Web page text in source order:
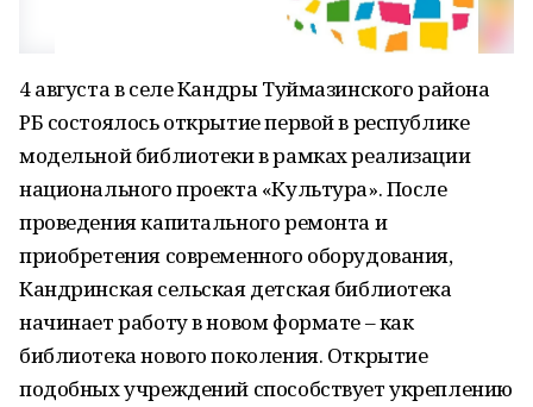
4 августа в селе Кандры Туймазинского района
РБ состоялось открытие первой в республике
модельной библиотеки в рамках реализации
национального проекта «Культура». После
проведения капитального ремонта и
приобретения современного оборудования,
Кандринская сельская детская библиотека
начинает работу в новом формате – как
библиотека нового поколения. Открытие
подобных учреждений способствует укреплению